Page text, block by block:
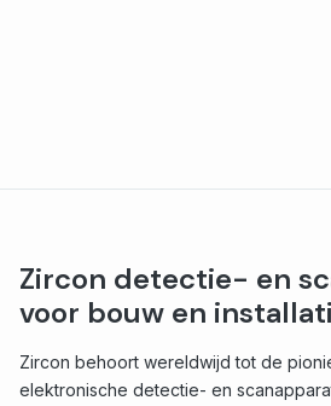
Zircon detectie- en
voor bouw en
Zircon behoort wereldwijd tot de
elektronische detectie- en